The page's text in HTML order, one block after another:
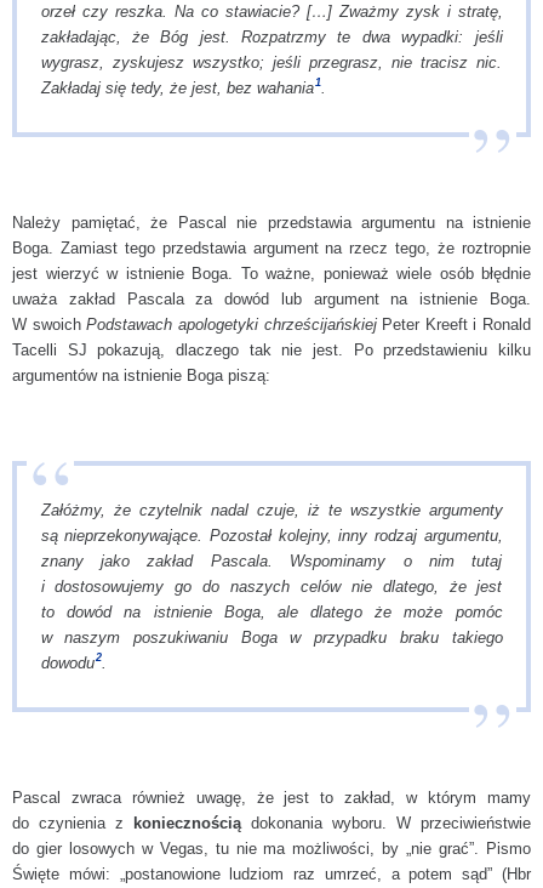
orzeł czy reszka. Na co stawiacie? […] Zważmy zysk i stratę,
zakładając, że Bóg jest. Rozpatrzmy te dwa wypadki: jeśli
wygrasz, zyskujesz wszystko; jeśli przegrasz, nie tracisz nic.
Zakładaj się tedy, że jest, bez wahania1
Należy pamiętać, że Pascal nie przedstawia argumentu na istnienie
Boga. Zamiast tego przedstawia argument na rzecz tego, że roztropnie
jest wierzyć w istnienie Boga. To ważne, ponieważ wiele osób błędnie
uważa zakład Pascala za dowód lub argument na istnienie Boga.
W swoichPodstawach apologetyki chrześcijańskiejPeter Kreeft i Ronald
Tacelli SJ pokazują, dlaczego tak nie jest. Po przedstawieniu kilku
argumentów na istnienie Boga piszą:
Załóżmy, że czytelnik nadal czuje, iż te wszystkie argumenty
są nieprzekonywające. Pozostał kolejny, inny rodzaj argumentu,
znany jako zakład Pascala. Wspominamy o nim tutaj
i dostosowujemy go do naszych celów nie dlatego, że jest
to dowód na istnienie Boga, ale dlatego że może pomóc
w naszym poszukiwaniu Boga w przypadku braku takiego
dowodu2
Pascal zwraca również uwagę, że jest to zakład, w którym mamy
do czynienia z
koniecznością dokonania wyboru. W przeciwieństwie
do gier losowych w Vegas, tu nie ma możliwości, by „nie grać”. Pismo
Święte mówi: „postanowione ludziom raz umrzeć, a potem sąd” (Hbr